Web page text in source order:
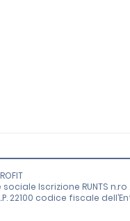
Iscrizione RUNTS n.ro
22100 codice fiscale